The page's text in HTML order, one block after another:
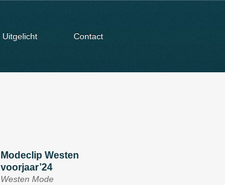
Uitgelicht Contact
Modeclip Westen
voorjaar’24
Westen Mode